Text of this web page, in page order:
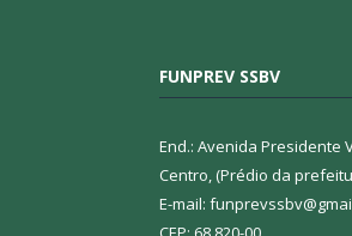
FUNPREV SSBV
End.: Avenida Presidente
Centro, (Prédio da
E-mail: